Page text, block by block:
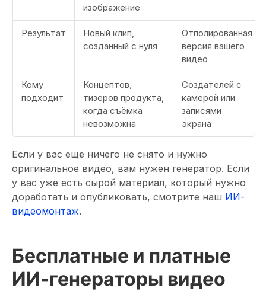
изображение
Результат
Новый клип,
созданный с нуля
Отполированная
версия вашего
видео
Кому
подходит
Концептов,
тизеров продукта,
когда съёмка
невозможна
Создателей с
камерой или
записями
экрана
Если у вас ещё ничего не снято и нужно
оригинальное видео, вам нужен генератор. Если
у вас уже есть сырой материал, который нужно
доработать и опубликовать, смотрите наш ИИ-
видеомонтаж.
Бесплатные и платные
ИИ-генераторы видео